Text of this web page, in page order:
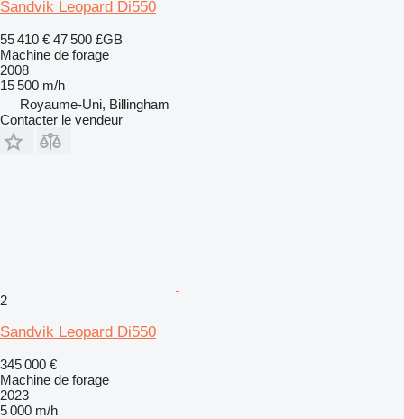
Sandvik Leopard Di550
55 410 € 47 500 £GB
Machine de forage
2008
15 500 m/h
Royaume-Uni, Billingham
Contacter le vendeur
2
Sandvik Leopard Di550
345 000 €
Machine de forage
2023
5 000 m/h